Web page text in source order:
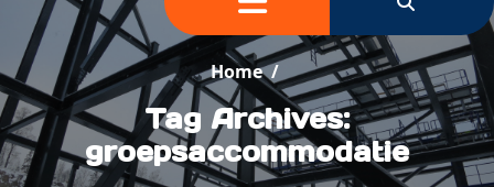
Home/
Tag Archives:
groepsaccommodatie